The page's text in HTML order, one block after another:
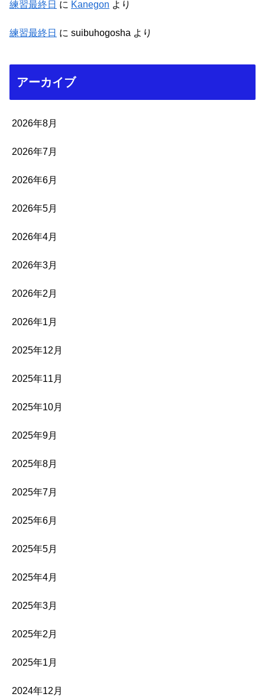
練習最終日 に Kanegon より
練習最終日 に suibuhogosha より
アーカイブ
2026年8月
2026年7月
2026年6月
2026年5月
2026年4月
2026年3月
2026年2月
2026年1月
2025年12月
2025年11月
2025年10月
2025年9月
2025年8月
2025年7月
2025年6月
2025年5月
2025年4月
2025年3月
2025年2月
2025年1月
2024年12月